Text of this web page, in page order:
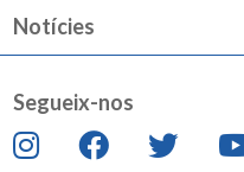
Notícies
Segueix-nos